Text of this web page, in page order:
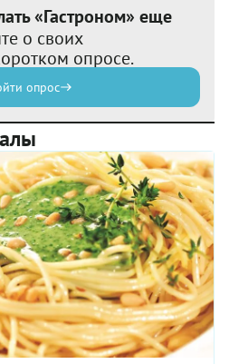
«Гастроном» еще
о своих
опросе.
опрос